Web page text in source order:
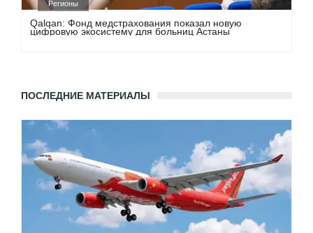
Регионы
Qalqan: Фонд медстрахования показал новую
цифровую экосистему для больниц Астаны
ПОСЛЕДНИЕ МАТЕРИАЛЫ